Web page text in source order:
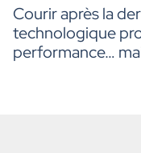
Courir après la
technologique
performance…